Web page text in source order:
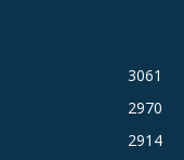
3061
2970
2914